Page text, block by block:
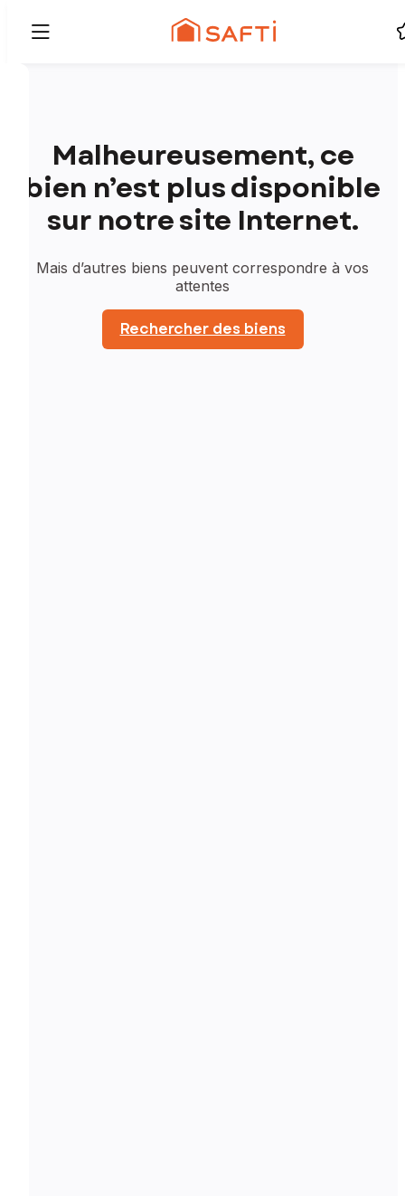
Malheureusement, ce
bien n’est plus disponible
sur notre site Internet.
Mais d’autres biens peuvent correspondre à vos
attentes
Rechercher des biens